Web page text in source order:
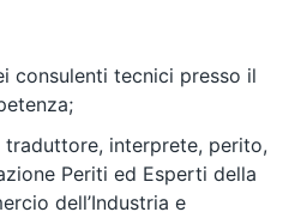
consulenti tecnici presso il
traduttore, interprete, perito,
Periti ed Esperti della
dell’Industria e